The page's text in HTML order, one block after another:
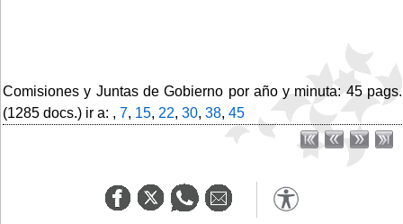
Comisiones y Juntas de Gobierno por año y minuta: 45 pags.
(1285 docs.) ir a: , 7, 15, 22, 30, 38, 45